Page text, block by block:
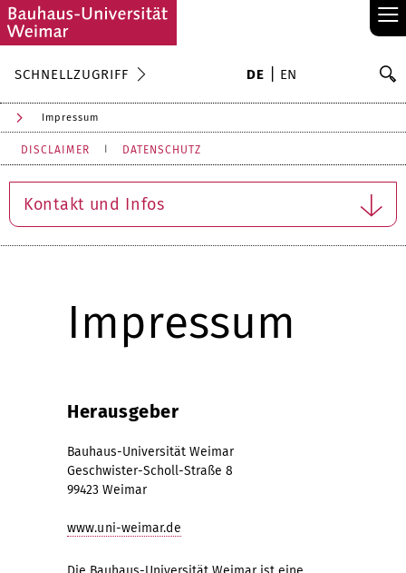
≡
SCHNELLZUGRIFF DE EN
Impressum
DISCLAIMER DATENSCHUTZ
Kontakt und Infos
Impressum
Herausgeber
Bauhaus-Universität Weimar
Geschwister-Scholl-Straße 8
99423 Weimar
www.uni-weimar.de